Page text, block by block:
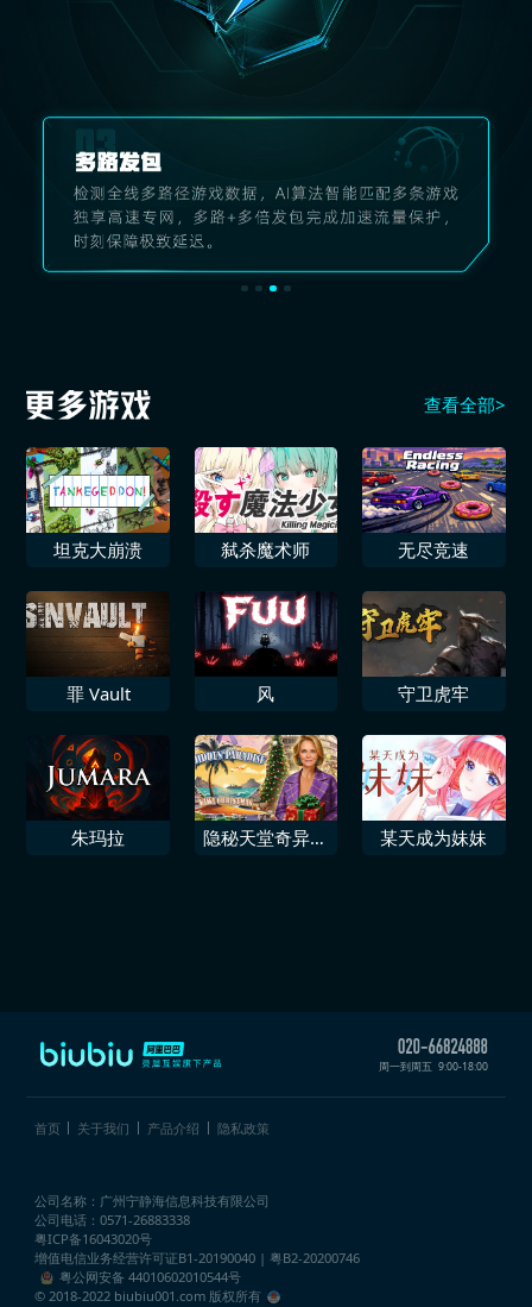
查看全部>
坦克大崩溃 弑杀魔术师 无尽竞速
罪 Vault 风 守卫虎牢
朱玛拉
隐秘天堂奇异果
某天成为妹妹
周一到周五 9:00-18:00
首页 关于我们 产品介绍 隐私政策
公司名称：广州宁静海信息科技有限公司
公司电话：0571-26883338
粤ICP备16043020号
增值电信业务经营许可证B1-20190040 | 粤B2-20200746
粤公网安备 44010602010544号
© 2018-2022 biubiu001.com 版权所有